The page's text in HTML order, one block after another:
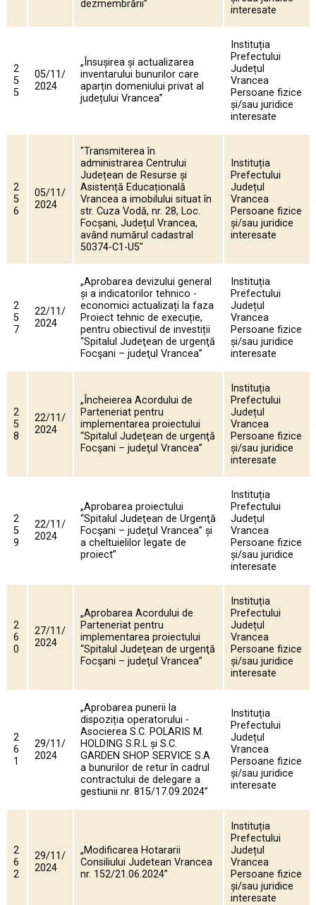
dezmembrării”
interesate
2
5
5
05/11/
2024
„Însușirea și actualizarea
inventarului bunurilor care
aparțin domeniului privat al
județului Vrancea”
Instituția
Prefectului
Județul
Vrancea
Persoane fizice
și/sau juridice
interesate
2
5
6
05/11/
2024
"Transmiterea în
administrarea Centrului
Județean de Resurse și
Asistență Educațională
Vrancea a imobilului situat în
str. Cuza Vodă, nr. 28, Loc.
Focșani, Județul Vrancea,
având numărul cadastral
50374-C1-U5"
Instituția
Prefectului
Județul
Vrancea
Persoane fizice
și/sau juridice
interesate
2
5
7
22/11/
2024
„Aprobarea devizului general
și a indicatorilor tehnico -
economici actualizați la faza
Proiect tehnic de execuție,
pentru obiectivul de investiții
“Spitalul Judeţean de urgenţă
Focşani – judeţul Vrancea”
Instituția
Prefectului
Județul
Vrancea
Persoane fizice
și/sau juridice
interesate
2
5
8
22/11/
2024
„Încheierea Acordului de
Parteneriat pentru
implementarea proiectului
“Spitalul Judeţean de urgenţă
Focşani – judeţul Vrancea”
Instituția
Prefectului
Județul
Vrancea
Persoane fizice
și/sau juridice
interesate
2
5
9
22/11/
2024
„Aprobarea proiectului
“Spitalul Judeţean de Urgenţă
Focşani – judeţul Vrancea” și
a cheltuielilor legate de
proiect”
Instituția
Prefectului
Județul
Vrancea
Persoane fizice
și/sau juridice
interesate
2
6
0
27/11/
2024
„Aprobarea Acordului de
Parteneriat pentru
implementarea proiectului
“Spitalul Judeţean de urgenţă
Focşani – judeţul Vrancea”
Instituția
Prefectului
Județul
Vrancea
Persoane fizice
și/sau juridice
interesate
2
6
1
29/11/
2024
„Aprobarea punerii la
dispoziția operatorului -
Asocierea S.C. POLARIS M.
HOLDING S.R.L și S.C.
GARDEN SHOP SERVICE S.A
a bunurilor de retur în cadrul
contractului de delegare a
gestiunii nr. 815/17.09.2024”
Instituția
Prefectului
Județul
Vrancea
Persoane fizice
și/sau juridice
interesate
2
6
2
29/11/
2024
„Modificarea Hotararii
Consiliului Judetean Vrancea
nr. 152/21.06.2024”
Instituția
Prefectului
Județul
Vrancea
Persoane fizice
și/sau juridice
interesate